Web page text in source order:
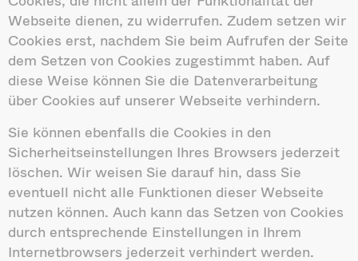
Webseite dienen, zu widerrufen. Zudem setzen wir
Cookies erst, nachdem Sie beim Aufrufen der Seite
dem Setzen von Cookies zugestimmt haben. Auf
diese Weise können Sie die Datenverarbeitung
über Cookies auf unserer Webseite verhindern.
Sie können ebenfalls die Cookies in den
Sicherheitseinstellungen Ihres Browsers jederzeit
löschen. Wir weisen Sie darauf hin, dass Sie
eventuell nicht alle Funktionen dieser Webseite
nutzen können. Auch kann das Setzen von Cookies
durch entsprechende Einstellungen in Ihrem
Internetbrowsers jederzeit verhindert werden.